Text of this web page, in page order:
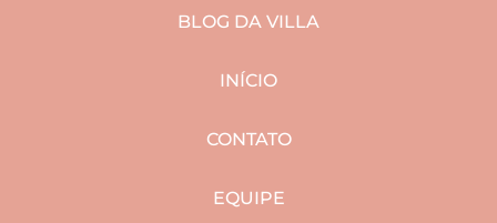
BLOG DA VILLA
INÍCIO
CONTATO
EQUIPE